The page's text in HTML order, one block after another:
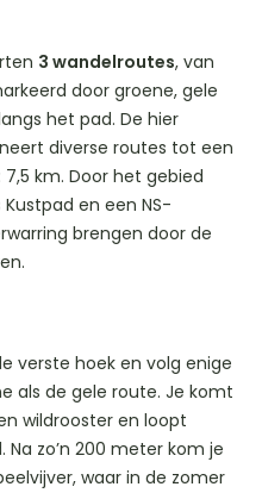
3 wandelroutes, van
door groene, gele
het pad. De hier
diverse routes tot een
km. Door het gebied
en een NS-
brengen door de
verste hoek en volg enige
als de gele route. Je komt
wildrooster en loopt
zo’n 200 meter kom je
waar in de zomer